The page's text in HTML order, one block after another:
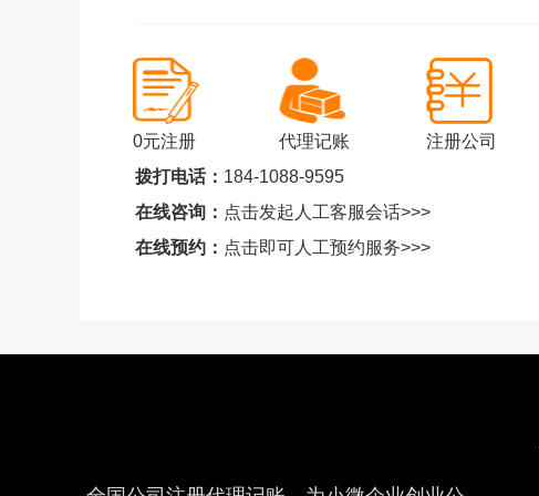
0元注册 代理记账 注册公司
拨打电话： 184-1088-9595
在线咨询： 点击发起人工客服会话>>>
在线预约： 点击即可人工预约服务>>>